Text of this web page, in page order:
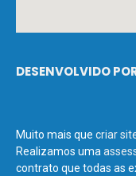
DESENVOLVIDO
Muito mais que criar
Realizamos uma
contrato que todas as